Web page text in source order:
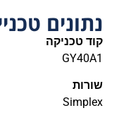
נתונים
קוד טכניקה
GY40A1
שורות
Simplex